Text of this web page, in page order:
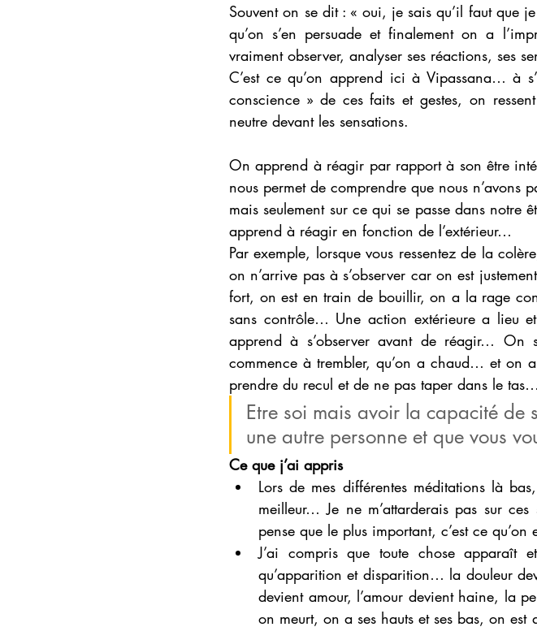
Souvent on se dit : « oui, je sais qu’il faut que
qu’on s’en persuade et finalement on a
vraiment observer, analyser ses réactions, ses
C’est ce qu’on apprend ici à Vipassana… à
conscience » de ces faits et gestes, on
neutre devant les sensations.
On apprend à réagir par rapport à son être
nous permet de comprendre que nous n’avons
mais seulement sur ce qui se passe dans
apprend à réagir en fonction de l’extérieur…
Par exemple, lorsque vous ressentez de la
on n’arrive pas à s’observer car on est
fort, on est en train de bouillir, on a la rage
sans contrôle… Une action extérieure a lieu
apprend à s’observer avant de réagir… On
commence à trembler, qu’on a chaud… et on
prendre du recul et de ne pas taper dans le
Etre soi mais avoir la capacité de
une autre personne et que vous
Ce que j’ai appris
Lors de mes différentes méditations là
meilleur… Je ne m’attarderais pas sur
pense que le plus important, c’est ce
J’ai compris que toute chose
qu’apparition et disparition… la douleur
devient amour, l’amour devient haine, la
on meurt, on a ses hauts et ses bas, on